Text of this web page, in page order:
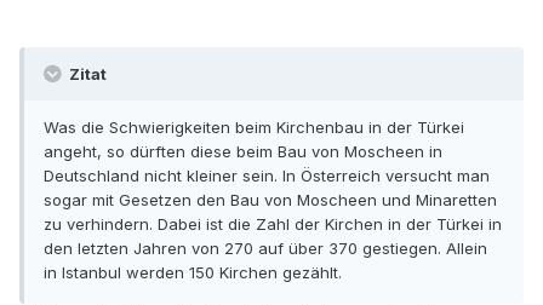
Zitat
Was die Schwierigkeiten beim Kirchenbau in der Türkei
angeht, so dürften diese beim Bau von Moscheen in
Deutschland nicht kleiner sein. In Österreich versucht man
sogar mit Gesetzen den Bau von Moscheen und Minaretten
zu verhindern. Dabei ist die Zahl der Kirchen in der Türkei in
den letzten Jahren von 270 auf über 370 gestiegen. Allein
in Istanbul werden 150 Kirchen gezählt.